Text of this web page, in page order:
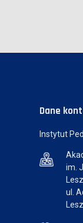
Dane
Instytut
im.
ul.